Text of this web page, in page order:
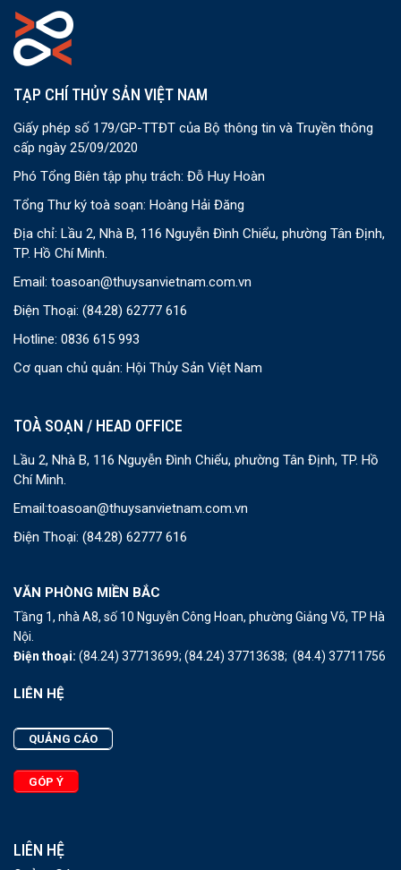
TẠP CHÍ THỦY SẢN VIỆT NAM
Giấy phép số 179/GP-TTĐT của Bộ thông tin và Truyền thông
cấp ngày 25/09/2020
Phó Tổng Biên tập phụ trách: Đỗ Huy Hoàn
Tổng Thư ký toà soạn: Hoàng Hải Đăng
Địa chỉ: Lầu 2, Nhà B, 116 Nguyễn Đình Chiểu, phường Tân Định,
TP. Hồ Chí Minh.
Email: toasoan@thuysanvietnam.com.vn
Điện Thoại: (84.28) 62777 616
Hotline: 0836 615 993
Cơ quan chủ quản: Hội Thủy Sản Việt Nam
TOÀ SOẠN / HEAD OFFICE
Lầu 2, Nhà B, 116 Nguyễn Đình Chiểu, phường Tân Định, TP. Hồ
Chí Minh.
Email:toasoan@thuysanvietnam.com.vn
Điện Thoại: (84.28) 62777 616
VĂN PHÒNG MIỀN BẮC
Tầng 1, nhà A8, số 10 Nguyễn Công Hoan, phường Giảng Võ, TP Hà
Nội.
Điện thoại: (84.24) 37713699; (84.24) 37713638; (84.4) 37711756
LIÊN HỆ
QUẢNG CÁO
GÓP Ý
LIÊN HỆ